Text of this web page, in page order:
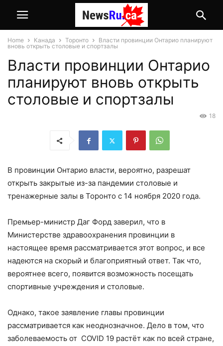
Home Канада Торонто
Власти провинции Онтарио планируют
вновь открыть столовые и спортзалы
Власти провинции Онтарио
планируют вновь открыть
столовые и спортзалы
18
В провинции Онтарио власти, вероятно, разрешат
открыть закрытые из-за пандемии столовые и
тренажерные залы в Торонто с 14 ноября 2020 года.
Премьер-министр Даг Форд заверил, что в
Министерстве здравоохранения провинции в
настоящее время рассматривается этот вопрос, и все
надеются на скорый и благоприятный ответ. Так что,
вероятнее всего, появится возможность посещать
спортивные учреждения и столовые.
Однако, такое заявление главы провинции
рассматривается как неоднозначное. Дело в том, что
заболеваемость от COVID 19 растёт как по всей стране,